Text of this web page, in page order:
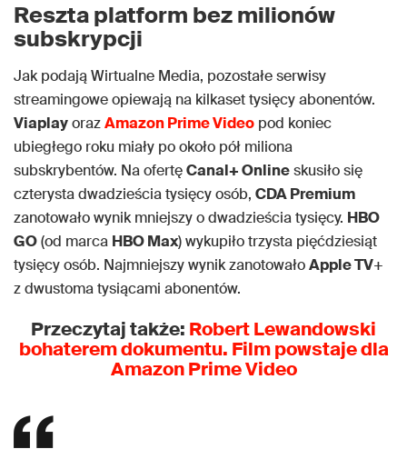
Reszta platform bez milionów
subskrypcji
Jak podają Wirtualne Media, pozostałe serwisy
streamingowe opiewają na kilkaset tysięcy abonentów.
ViaplayorazAmazon Prime Video pod koniec
ubiegłego roku miały po około pół miliona
subskrybentów. Na ofertęCanal+ Onlineskusiło się
czterysta dwadzieścia tysięcy osób, CDA Premium
zanotowało wynik mniejszy o dwadzieścia tysięcy. HBO
GO(od marca HBO Max) wykupiło trzysta pięćdziesiąt
tysięcy osób. Najmniejszy wynik zanotowałoApple TV+
z dwustoma tysiącami abonentów.
Przeczytaj także: Robert Lewandowski
bohaterem dokumentu. Film powstaje dla
Amazon Prime Video